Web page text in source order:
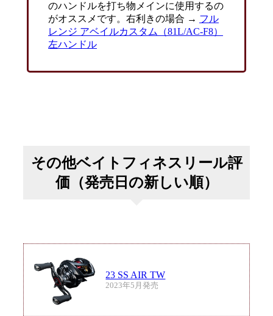
のハンドルを打ち物メインに使用するの
がオススメです。右利きの場合 → フル
レンジ アベイルカスタム（81L/AC-F8）
左ハンドル
その他ベイトフィネスリール評
価（発売日の新しい順）
23 SS AIR TW
2023年5月発売